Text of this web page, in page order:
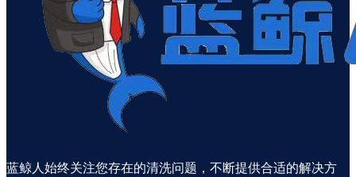
蓝鲸人始终关注您存在的清洗问题，不断提供合适的解决方